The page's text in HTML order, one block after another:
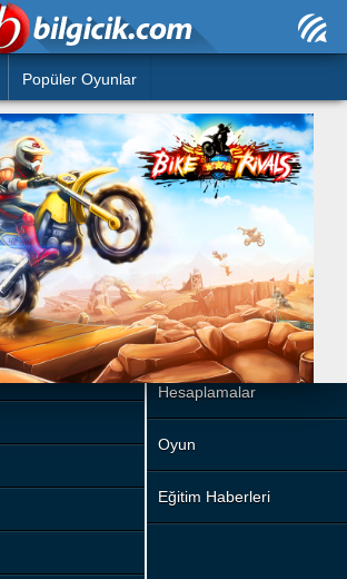
Ana Sayfa
Bilmeceler
Bulmacalar
Duvar Yazıları
Hızlı Okuma Testi
Hesaplamalar
Oyun
Eğitim Haberleri
Popüler Oyunlar